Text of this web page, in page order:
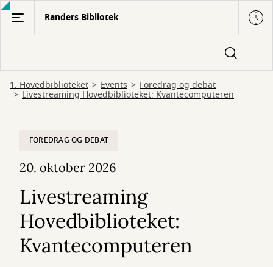
Gå
hovedindhold
Randers Bibliotek
1. Hovedbiblioteket Events Foredrag og debat
Livestreaming Hovedbiblioteket: Kvantecomputeren
FOREDRAG OG DEBAT
20. oktober 2026
Livestreaming
Hovedbiblioteket:
Kvantecomputeren